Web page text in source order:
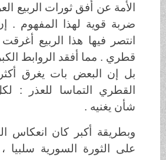
الأمة عن أفق ثورات الربيع
ضربة قوية لهذا المفهوم . إن
انتصر فيها هذا الربيع أغرقت
قطري . مما أفقد الروابط
بل إن البعض بات يغرق
القطري التماسا للعذر :
شأن يغنيه .
وبطريقة أكبر كان انعكاس
على الثورة السورية سلبيا ،